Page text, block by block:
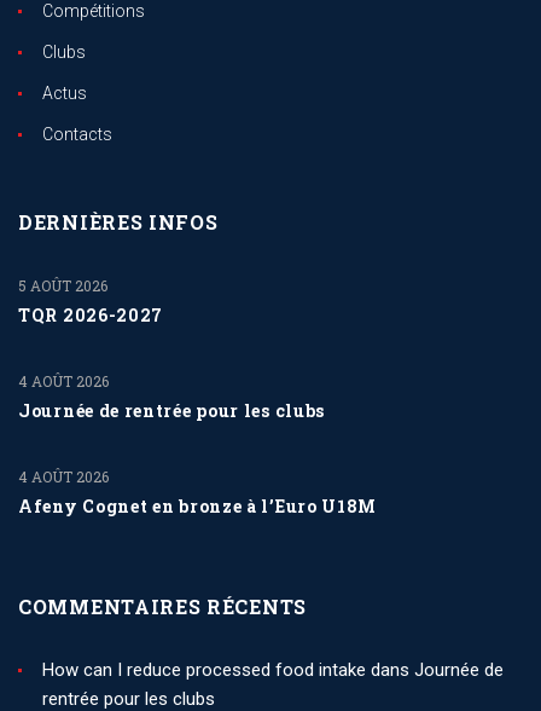
Compétitions
Clubs
Actus
Contacts
DERNIÈRES INFOS
TQR 2026-2027
5 AOÛT 2026
Journée de rentrée pour les clubs
4 AOÛT 2026
Afeny Cognet en bronze à l’Euro U18M
4 AOÛT 2026
COMMENTAIRES RÉCENTS
How can I reduce processed food intake dans Journée de
rentrée pour les clubs